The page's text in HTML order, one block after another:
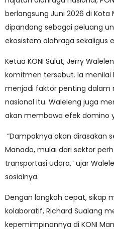
berlangsung Juni 2026 di Kota
dipandang sebagai peluang
ekosistem olahraga sekaligus
Ketua KONI Sulut, Jerry
komitmen tersebut. Ia menilai
menjadi faktor penting dalam
nasional itu. Waleleng juga
akan membawa efek domino
“Dampaknya akan dirasakan
Manado, mulai dari sektor
transportasi udara,” ujar
sosialnya.
Dengan langkah cepat, sikap
kolaboratif, Richard Sualang
kepemimpinannya di KONI